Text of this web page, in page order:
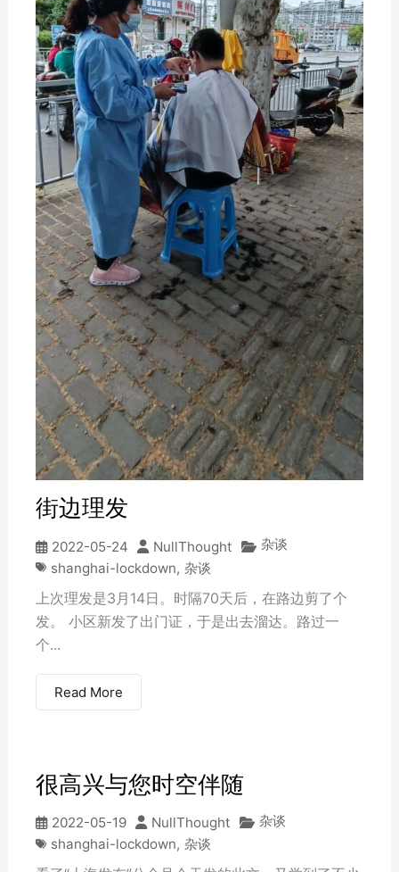
街边理发
2022-05-24 NullThought
杂谈
shanghai-lockdown, 杂谈
上次理发是3月14日。时隔70天后，在路边剪了个
发‍。 小区新发了出门证，于是出去溜达。路过一
个...
Read More
很高兴与您时空伴随
2022-05-19 NullThought
杂谈
shanghai-lockdown, 杂谈